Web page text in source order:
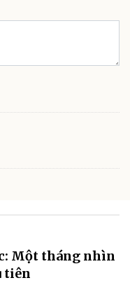
Một tháng nhìn
tiên